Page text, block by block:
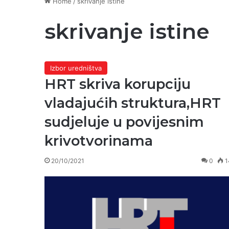
skrivanje istine
Izbor uredništva
HRT skriva korupciju
vladajućih struktura,HRT
sudjeluje u povijesnim
krivotvorinama
20/10/2021 0